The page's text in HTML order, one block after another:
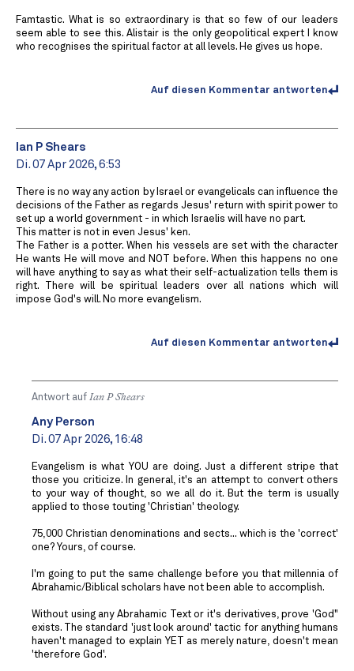
Famtastic. What is so extraordinary is that so few of our leaders
seem able to see this. Alistair is the only geopolitical expert I know
who recognises the spiritual factor at all levels. He gives us hope.
Auf diesen Kommentar antworten
Ian P Shears
Di. 07 Apr 2026, 6:53
There is no way any action by Israel or evangelicals can influence the
decisions of the Father as regards Jesus' return with spirit power to
set up a world government - in which Israelis will have no part.
This matter is not in even Jesus' ken.
The Father is a potter. When his vessels are set with the character
He wants He will move and NOT before. When this happens no one
will have anything to say as what their self-actualization tells them is
right. There will be spiritual leaders over all nations which will
impose God's will. No more evangelism.
Auf diesen Kommentar antworten
Antwort auf Ian P Shears
Any Person
Di. 07 Apr 2026, 16:48
Evangelism is what YOU are doing. Just a different stripe that
those you criticize. In general, it's an attempt to convert others
to your way of thought, so we all do it. But the term is usually
applied to those touting 'Christian' theology.
75,000 Christian denominations and sects... which is the 'correct'
one? Yours, of course.
I'm going to put the same challenge before you that millennia of
Abrahamic/Biblical scholars have not been able to accomplish.
Without using any Abrahamic Text or it's derivatives, prove 'God"
exists. The standard 'just look around' tactic for anything humans
haven't managed to explain YET as merely nature, doesn't mean
'therefore God'.